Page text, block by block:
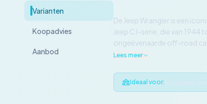
Varianten
Koopadvies
Aanbod
De Jeep Wrangler is een
Jeep CJ-serie, die van
ongeëvenaarde off-road
Lees meer
Ideaal voor: